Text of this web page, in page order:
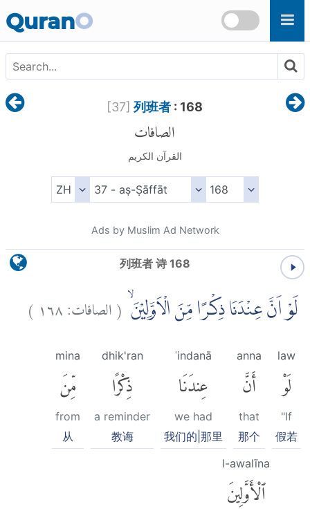
QuranO
[37] 列班者 : 168
الصافات
القرآن الكريم
Ads by Muslim Ad Network
列班者 诗 168
لَوْ اَنَّ عِنْدَنَا ذِكْرًا مِّنَ الْاَوَّلِيْنَۙ (الصافات:١٦٨ )
law
لَوْ
"If
假若
anna
أَنَّ
that
那个
ʿindanā
عِندَنَا
we had
我们的|那里
dhik'ran
ذِكْرًا
a reminder
教诲
mina
مِّنَ
from
从
l-awalīna
ٱلْأَوَّلِينَ